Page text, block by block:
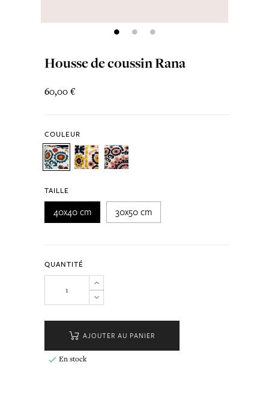
Housse de coussin Rana
60,00 €
COULEUR
TAILLE
40x40 cm 30x50 cm
QUANTITÉ
AJOUTER AU PANIER
 En stock